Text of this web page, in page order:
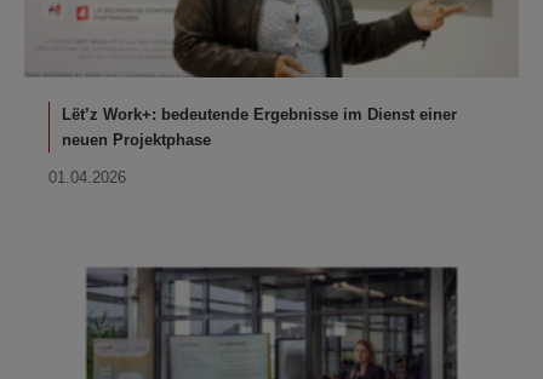
Lët’z Work+: bedeutende Ergebnisse im Dienst einer
neuen Projektphase
01.04.2026